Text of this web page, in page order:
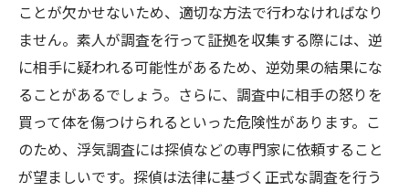
ことが欠かせないため、適切な方法で行わなければなり
ません。素人が調査を行って証拠を収集する際には、逆
に相手に疑われる可能性があるため、逆効果の結果にな
ることがあるでしょう。さらに、調査中に相手の怒りを
買って体を傷つけられるといった危険性があります。こ
のため、浮気調査には探偵などの専門家に依頼すること
が望ましいです。探偵は法律に基づく正式な調査を行う